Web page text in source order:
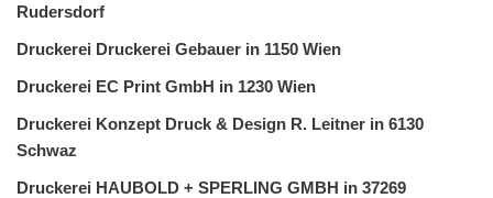
Rudersdorf
Druckerei Druckerei Gebauer in 1150 Wien
Druckerei EC Print GmbH in 1230 Wien
Druckerei Konzept Druck & Design R. Leitner in 6130
Schwaz
Druckerei HAUBOLD + SPERLING GMBH in 37269